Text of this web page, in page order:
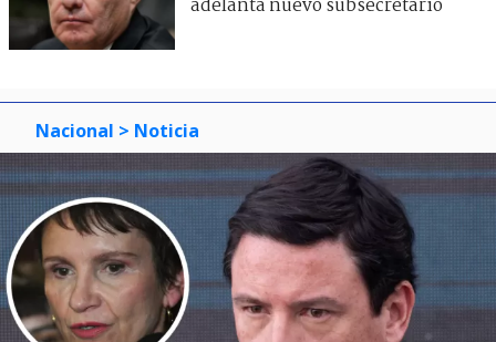
adelanta nuevo subsecretario
Nacional > Noticia